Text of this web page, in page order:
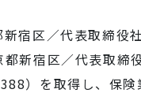
宿区／代表取締役
新宿区／代表取締
）を取得し、保